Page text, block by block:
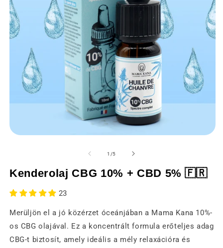
ablakban
1 /of
5
Kenderolaj CBG 10% + CBD 5% 🇫🇷
23
Merüljön el a jó közérzet óceánjában a Mama Kana 10%-
os CBG olajával. Ez a koncentrált formula erőteljes adag
CBG-t biztosít, amely ideális a mély relaxációra és